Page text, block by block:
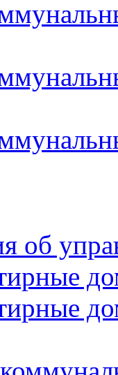
об